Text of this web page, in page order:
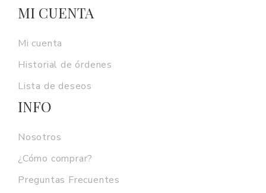
MI CUENTA
Mi cuenta
Historial de órdenes
Lista de deseos
INFO
Nosotros
¿Cómo comprar?
Preguntas Frecuentes